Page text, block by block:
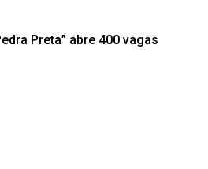
Preta” abre 400 vagas